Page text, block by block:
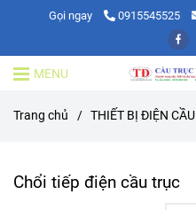
Gọi ngay 0915545525
MENU
Trang chủ / THIẾT BỊ ĐIỆN
Chổi tiếp điện cầu trục